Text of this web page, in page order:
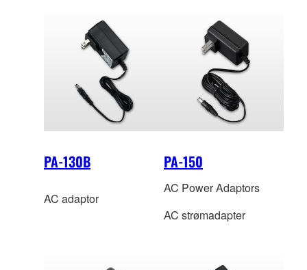
PA-130B
AC adaptor
PA-150
AC Power Adaptors
AC strømadapter